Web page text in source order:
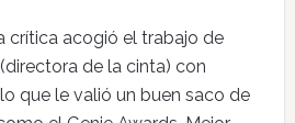
crítica acogió el trabajo de
de la cinta) con
que le valió un buen saco de